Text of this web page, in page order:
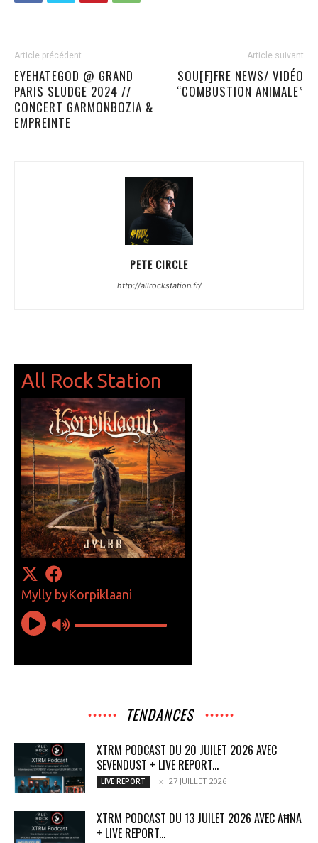
Article précédent
EYEHATEGOD @ GRAND
PARIS SLUDGE 2024 //
CONCERT GARMONBOZIA &
EMPREINTE
Article suivant
SOU[F]FRE NEWS/ VIDÉO
“COMBUSTION ANIMALE”
PETE CIRCLE
http://allrockstation.fr/
TENDANCES
XTRM PODCAST DU 20 JUILET 2026 AVEC
SEVENDUST + LIVE REPORT...
LIVE REPORT 27 JUILLET 2026
XTRM PODCAST DU 13 JUILET 2026 AVEC AĦNA
+ LIVE REPORT...